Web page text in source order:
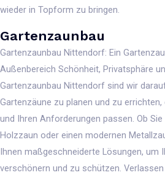
wieder in Topform zu bringen.
Gartenzaunbau
Gartenzaunbau Nittendorf: Ein
Außenbereich Schönheit, Privatsphäre
Gartenzaunbau Nittendorf sind wir
Gartenzäune zu planen und zu
und Ihren Anforderungen passen. Ob
Holzzaun oder einen modernen
Ihnen maßgeschneiderte Lösungen, um
verschönern und zu schützen.